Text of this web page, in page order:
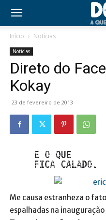
Início Notícias
Notícias
Direto do
Kokay
23 de fevereiro de 2013
Me causa estranheza o
espalhadas na inauguração